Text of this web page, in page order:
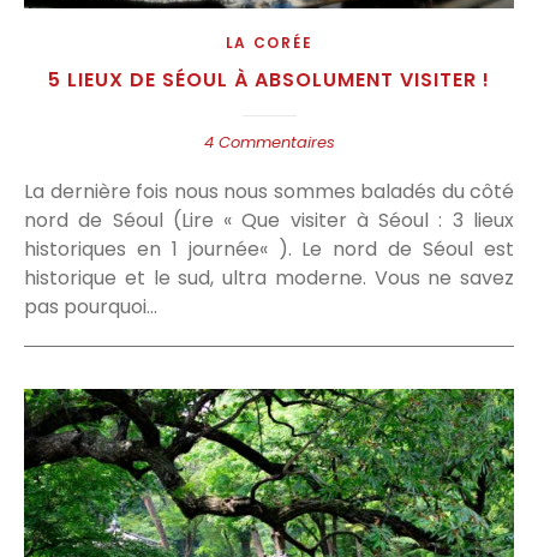
LA CORÉE
5 LIEUX DE SÉOUL À ABSOLUMENT VISITER !
4 Commentaires
La dernière fois nous nous sommes baladés du côté
nord de Séoul (Lire « Que visiter à Séoul : 3 lieux
historiques en 1 journée« ). Le nord de Séoul est
historique et le sud, ultra moderne. Vous ne savez
pas pourquoi…